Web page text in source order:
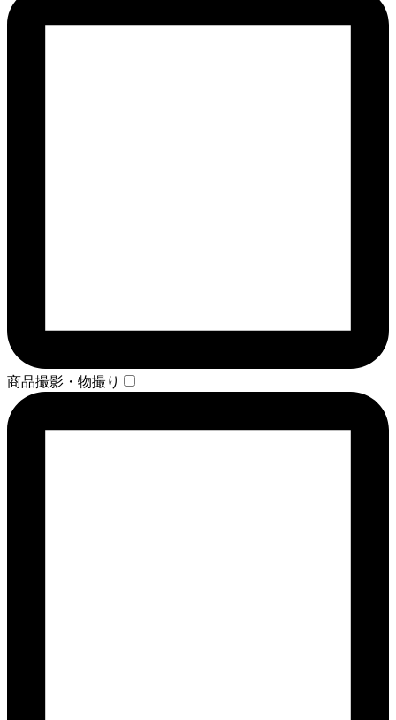
商品撮影・物撮り